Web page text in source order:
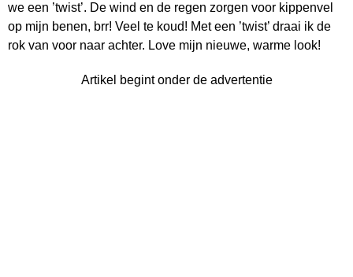
we een ’twist’. De wind en de regen zorgen voor kippenvel
op mijn benen, brr! Veel te koud! Met een ’twist’ draai ik de
rok van voor naar achter. Love mijn nieuwe, warme look!
Artikel begint onder de advertentie